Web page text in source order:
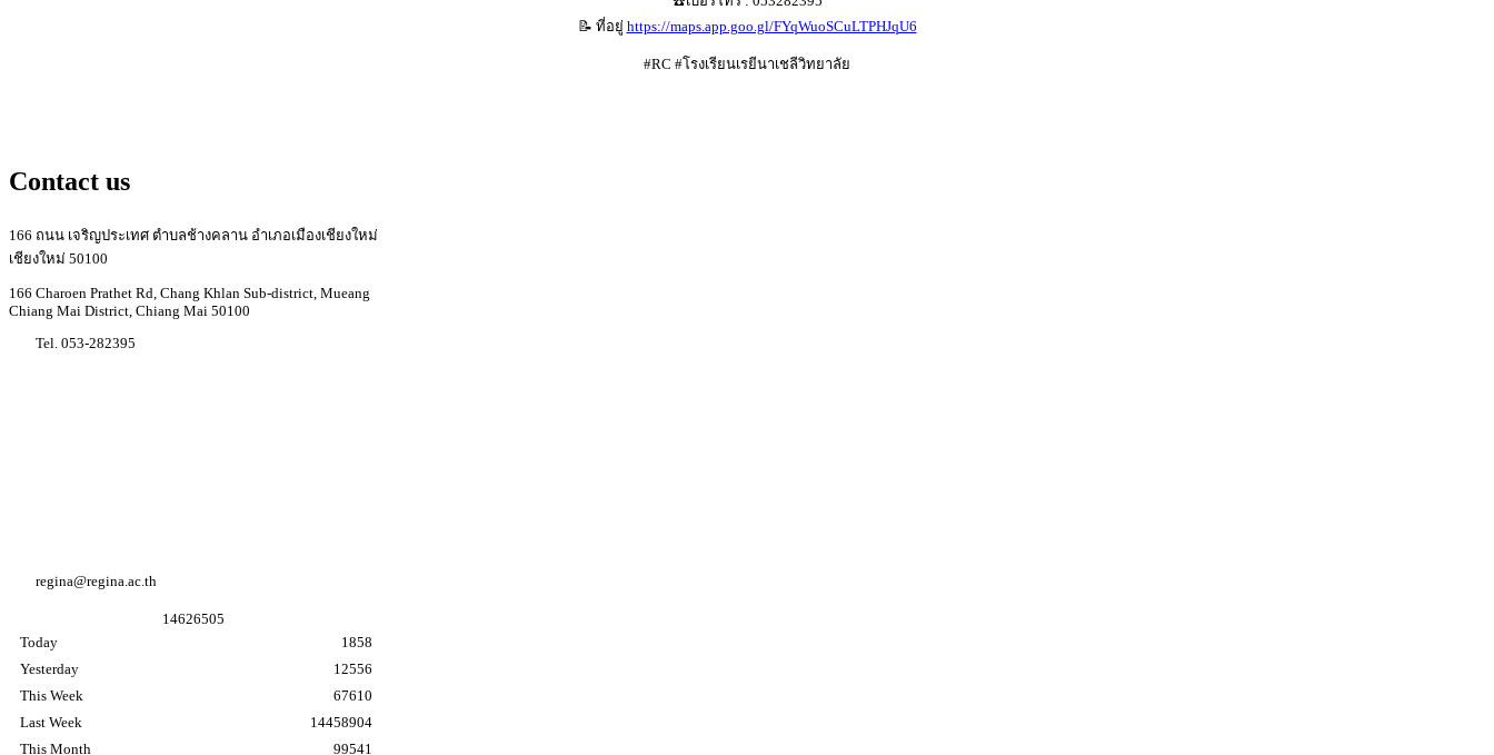
📝 ที่อยู่ https://maps.app.goo.gl/FYqWuoSCuLTPHJqU6
#RC #โรงเรียนเรยีนาเชลีวิทยาลัย
Contact us
166 ถนน เจริญประเทศ ตำบลช้างคลาน อำเภอเมืองเชียงใหม่
เชียงใหม่ 50100
166 Charoen Prathet Rd, Chang Khlan Sub-district, Mueang
Chiang Mai District, Chiang Mai 50100
Tel. 053-282395
regina@regina.ac.th
1 4626505
Today
Yesterday
This Week
Last Week
This Month
1858
12556
67610
14458904
99541